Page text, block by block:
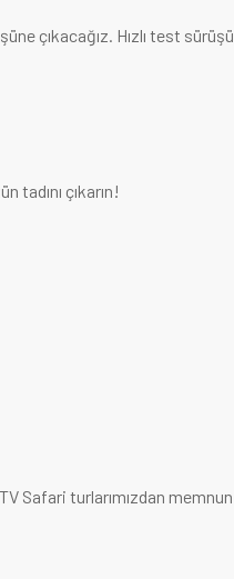
çıkacağız. Hızlı test sürüşü
tadını çıkarın!
Safari turlarımızdan memnun